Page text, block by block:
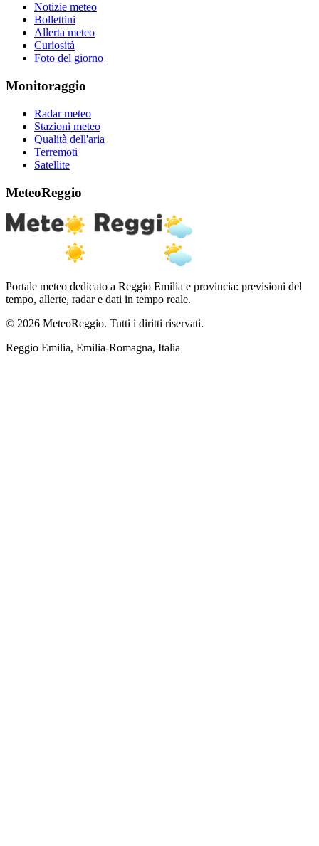
Notizie meteo
Bollettini
Allerta meteo
Curiosità
Foto del giorno
Monitoraggio
Radar meteo
Stazioni meteo
Qualità dell'aria
Terremoti
Satellite
MeteoReggio
Portale meteo dedicato a Reggio Emilia e provincia: previsioni del
tempo, allerte, radar e dati in tempo reale.
© 2026 MeteoReggio. Tutti i diritti riservati.
Reggio Emilia, Emilia-Romagna, Italia